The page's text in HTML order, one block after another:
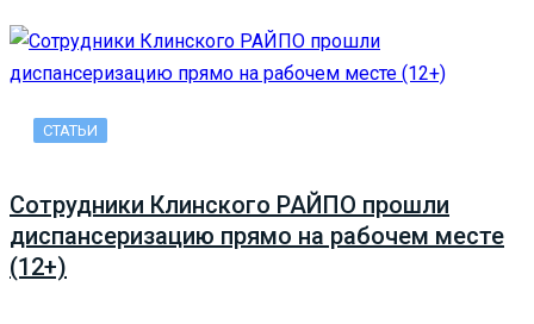
СТАТЬИ
Сотрудники Клинского РАЙПО прошли
диспансеризацию прямо на рабочем месте
(12+)